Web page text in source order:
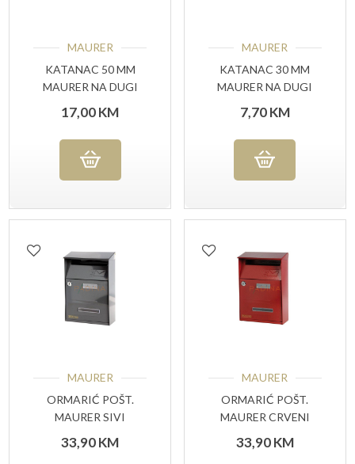
MAURER
KATANAC 50 MM
MAURER NA DUGI
17,00KM
MAURER
KATANAC 30 MM
MAURER NA DUGI
7,70KM
MAURER
ORMARIĆ POŠT.
MAURER SIVI
ART.93941
DIM.22X33X11
33,90KM
MAURER
ORMARIĆ POŠT.
MAURER CRVENI
ART.93944
DIM.22X33X11
33,90KM